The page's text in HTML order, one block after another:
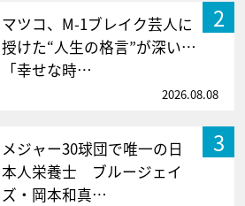
2
マツコ、M-1ブレイク芸人に
授けた“人生の格言”が深い…
「幸せな時…
2026.08.08
3
メジャー30球団で唯一の日
本人栄養士 ブルージェイ
ズ・岡本和真…